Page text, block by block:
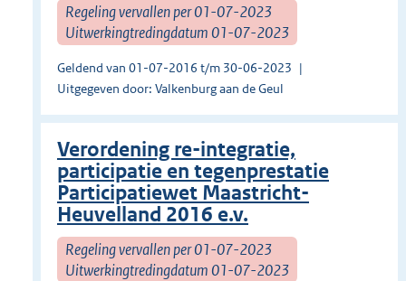
Regeling vervallen per 01-07-2023
Uitwerkingtredingdatum 01-07-2023
Geldend van 01-07-2016 t/m 30-06-2023
Uitgegeven door: Valkenburg aan de Geul
Verordening re-integratie,
participatie en tegenprestatie
Participatiewet Maastricht-
Heuvelland 2016 e.v.
Regeling vervallen per 01-07-2023
Uitwerkingtredingdatum 01-07-2023